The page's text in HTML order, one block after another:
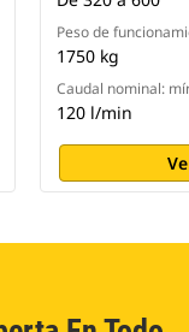
Peso de
1750 kg
Caudal nominal:
120 l/min